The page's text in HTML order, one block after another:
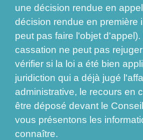
une décision rendue en
décision rendue en première
peut pas faire l'objet
cassation ne peut pas
vérifier si la loi a été bien
juridiction qui a déjà jugé
administrative, le recours en
être déposé devant le
vous présentons les
connaître.